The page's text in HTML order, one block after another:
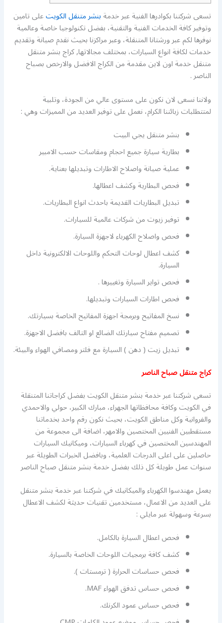
تسعى شركتنا بكوادرها الفنية عبر خدمةبنشر متنقل الكويتعلى تامين
وتوفير كافة الخدمات الفنية والتقنية، بفضل تكنولوجيا خاصة وعالمية
نوفرها لكم عبر ورشتانا المتنقلة، وعبر مراكزنا بحيث نقدم صيانة وتقديم
خدمات لكافة انواع السيارات، بمختلف مجالاتها, كراج بنشر متنقل
متنقل خدمة اون لاين مقدمة من الكراج الافضل والارخص بصباح
الناصر .
ولاننا نسعى لان نكون على مستوى عالي من الجودة، وتلبية
لمتتطلبات زبائننا الكرام، نعمل على توفير العديد من المميزات وهي :
بنشر متنقل يجي البيت
بطارية سيارة جميع احجام ومقاسات حسب الامبير
عملية صيانة واصلاح الاطارات وتبديلها بعناية.
فحص البطارية وكشف اعطالها.
تبديل البطاريات القديمة باحدث انواع البطاريات.
توفير زيوت من شركات عالمية للسيارات.
فحص واصلاح الكهرباء لاجهزة السيارة.
كشف اعطال لوحات التحكم واللوحات الالكترونية داخل
السيارة.
فحص تواير السيارة وتغييرها .
فحص اطارات السيارات وتبديلها.
نسخ المفاتيح وبرمجة اجهزة المفاتيح الخاصة بسيارتك.
تصميم مفتاح سيارتك الضائع او التالف بافضل الاجهزة.
تبديل زيت ( دهن ) السيارة مع فلتر ومصافي الهواء والبيئة.
كراج متنقل صباح الناصر
تسعى شركتنا عبر خدمة بنشر متنقل الكويت بفضل كراجاتنا المتنقلة
في الكويت وكافة محافظاتها الجهراء، مبارك الكبير، حولي والاحمدي
والفروانية وكل مناطق الكويت، بحيث نكون رقم واحد بخدماتنا
مستقطبين الفنيين المختصين والامهر، اضافة الى مجموعة من
المهندسين المختصين في كهرباء السيارات، وميكانيك السيارات
حاصلين على اعلى الدرجات العلمية، وبافضل الخبرات الطويلة عبر
سنوات عمل طويلة كل ذلك بفضل خدمة بنشر متنقل صباح الناصر
يعمل مهندسوا الكهرباء والميكانيك في شركتنا عبر خدمة بنشر متنقل
على العديد من الاعمال، مستخدمين تقنيات حديثة لكشف الاعطال
بسرعة وسهولة عبر مايلي :
فحص اعطال السيارة بالكامل.
كشف كافة برمجيات اللوحات الخاصة بالسيارة.
فحص حساسات الحرارة ( ترمستات ).
فحص حساس تدفق الهواء MAF.
فحص حساس عمود الكرنك.